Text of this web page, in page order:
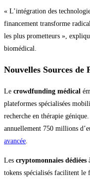
« L’intégration des
financement transforme
les plus prometteurs »,
biomédical.
Nouvelles Sources de
Le crowdfunding médical
plateformes spécialisées
recherche en thérapie
annuellement 750 millions
avancée.
Les cryptomonnaies dédiées
tokens spécialisés facilitent le